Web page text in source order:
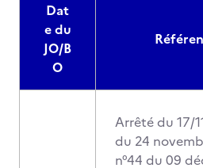
Dat
e du
JO/B
O
Arrêté du 17/
du 24
n°44 du 09